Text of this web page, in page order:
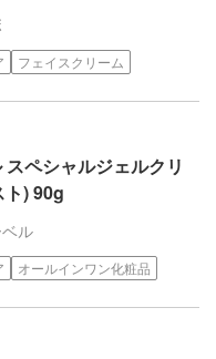
フェイスクリーム
ペシャルジェルクリ
ト) 90g
ル
オールインワン化粧品